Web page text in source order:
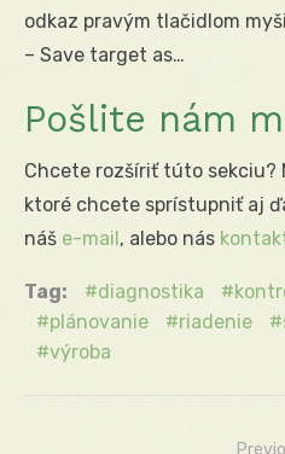
odkaz pravým tlačidlom
– Save target as…
Pošlite nám
Chcete rozšíriť túto sekciu?
ktoré chcete sprístupniť aj
náš e-mail, alebo nás
Tag: diagnostika
plánovanie
riadenie
výroba